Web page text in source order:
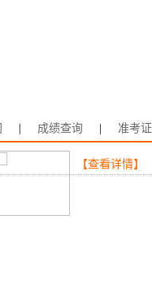
成绩查询 准考证
【查看详情】